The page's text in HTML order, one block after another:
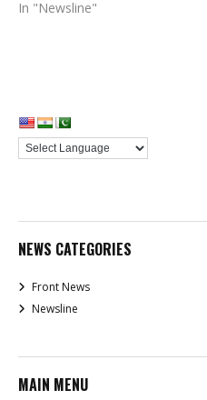
In "Newsline"
NEWS CATEGORIES
Front News
Newsline
MAIN MENU